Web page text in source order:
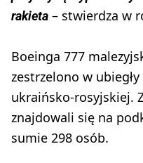
rakieta – stwierdza w
Boeinga 777
zestrzelono w
ukraińsko-rosyjskiej.
znajdowali się na
sumie 298 osób.